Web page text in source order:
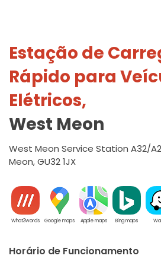
Estação de
Rápido para
Elétricos,
West Meon
West Meon Service Station A32/
Meon, GU32 1JX
What3words Google maps Apple maps Bing maps
Horário de Funcionamento